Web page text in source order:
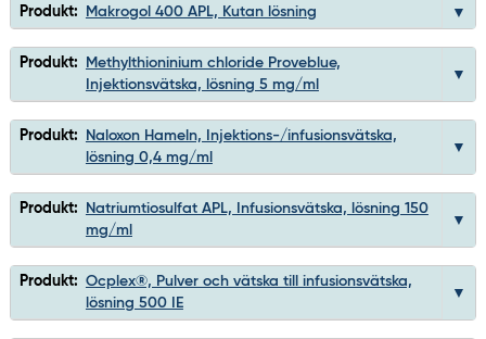
Produkt: Makrogol 400 APL, Kutan lösning
Produkt:
Methylthioninium chloride Proveblue,
Injektionsvätska, lösning 5 mg/ml
Produkt:
Naloxon Hameln, Injektions-/infusionsvätska,
lösning 0,4 mg/ml
Produkt:
Natriumtiosulfat APL, Infusionsvätska, lösning 150
mg/ml
Produkt: Ocplex®, Pulver och vätska till infusionsvätska,
lösning 500 IE